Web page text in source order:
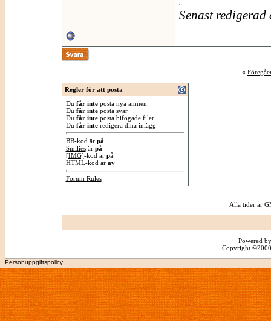
Senast
«
Regler för att posta
Du får inteposta nya ämnen
Du får inteposta svar
Du får inteposta bifogade filer
Du får interedigera dina inlägg
BB-kod är på
Smiliesär på
[IMG]-kod är på
HTML-kod är av
Forum Rules
Alla tider är
Powered
Copyright
Personuppgiftspolicy